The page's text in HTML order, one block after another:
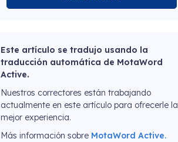
Este artículo se tradujo usando la
traducción automática de MotaWord
Active.
Nuestros correctores están trabajando
actualmente en este artículo para ofrecerle la
mejor experiencia.
Más información sobre MotaWord Active.